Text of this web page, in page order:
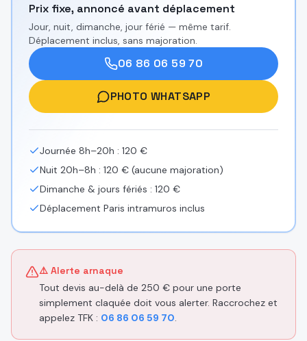
Prix fixe, annoncé avant déplacement
Jour, nuit, dimanche, jour férié — même tarif.
Déplacement inclus, sans majoration.
06 86 06 59 70
PHOTO WHATSAPP
Journée 8h–20h : 120 €
Nuit 20h–8h : 120 € (aucune majoration)
Dimanche & jours fériés : 120 €
Déplacement Paris intramuros inclus
⚠️ Alerte arnaque
Tout devis au-delà de 250 € pour une porte
simplement claquée doit vous alerter. Raccrochez et
appelez TFK : 06 86 06 59 70.